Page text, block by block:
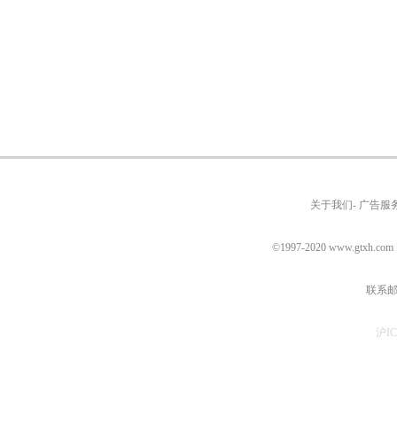
关于我们- 广告服
©1997-2020www.gtxh.com
联系
沪